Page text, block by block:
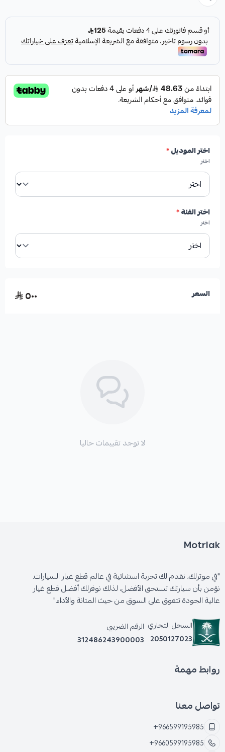
المواصفات والمميزات:
✓بديل مباشر عن قطعة الوكالة الأصلية.
✓درجة أولى لضمان الأداء والمتانة.
✓جودة عالية تضمن عمر خدمة طويل.
✓مناسب لمحركات V6 و V8.
الأعطال المحتملة عند تلف كرسي المكينة:
اختر الموديل*
اختر
اختر الفئة*
اختر
السعر ٥٠٠
لا توجد تقييمات حاليا
Motrlak
"في موترلك، نقدم لك تجربة استثنائية في عالم قطع غيار السيارات.
نؤمن بأن سيارتك تستحق الأفضل، لذلك نوفرلك أفضل قطع غيار
عالية الجودة تتفوق على السوق من حيث المتانة والأداء"
السجل التجاري
2050127023
الرقم الضريبي
312486243900003
روابط مهمة
تواصل معنا
+966599195985
+9660599195985